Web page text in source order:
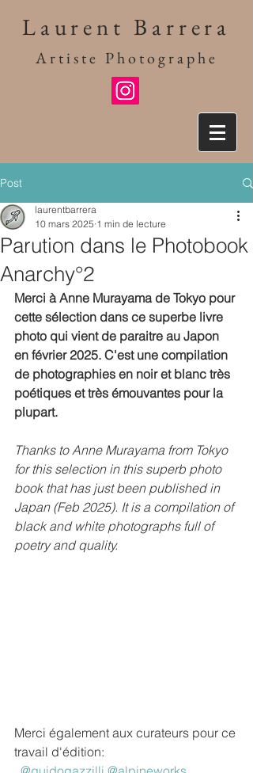
Laurent Barrera
Artiste Photographe
Post
Parution dans le Photobook
Anarchy°2
laurentbarrera
10 mars 2025 1 min de lecture
Merci à Anne Murayama de Tokyo pour
cette sélection dans ce superbe livre
photo qui vient de paraitre au Japon
en février 2025. C'est une compilation
de photographies en noir et blanc très
poétiques et très émouvantes pour la
plupart.
Thanks to Anne Murayama from Tokyo
for this selection in this superb photo
book that has just been published in
Japan (Feb 2025). It is a compilation of
black and white photographs full of
poetry and quality.
Merci également aux curateurs pour ce
travail d'édition: